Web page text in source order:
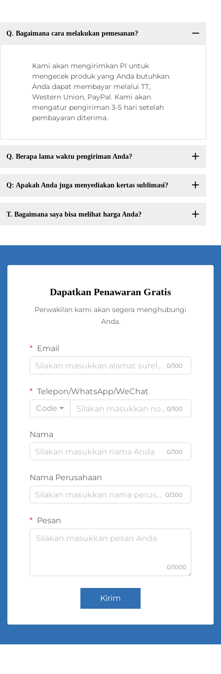
Q. Bagaimana cara melakukan pemesanan?
Kami akan mengirimkan PI untuk
mengecek produk yang Anda butuhkan.
Anda dapat membayar melalui TT,
Western Union, PayPal. Kami akan
mengatur pengiriman 3-5 hari setelah
pembayaran diterima.
Q. Berapa lama waktu pengiriman Anda?
Q: Apakah Anda juga menyediakan kertas sublimasi?
T. Bagaimana saya bisa melihat harga Anda?
Dapatkan Penawaran Gratis
Perwakilan kami akan segera menghubungi
Anda.
Email
0/100
Telepon/WhatsApp/WeChat
Code
0/100
Nama
0/100
Nama Perusahaan
0/200
Pesan
0/1000
Kirim